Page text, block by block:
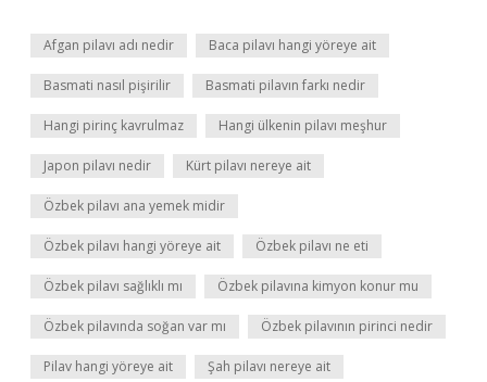
Afgan pilavı adı nedir Baca pilavı hangi yöreye ait
Basmati nasıl pişirilir Basmati pilavın farkı nedir
Hangi pirinç kavrulmaz Hangi ülkenin pilavı meşhur
Japon pilavı nedir Kürt pilavı nereye ait
Özbek pilavı ana yemek midir
Özbek pilavı hangi yöreye ait Özbek pilavı ne eti
Özbek pilavı sağlıklı mı Özbek pilavına kimyon konur mu
Özbek pilavında soğan var mı Özbek pilavının pirinci nedir
Pilav hangi yöreye ait Şah pilavı nereye ait